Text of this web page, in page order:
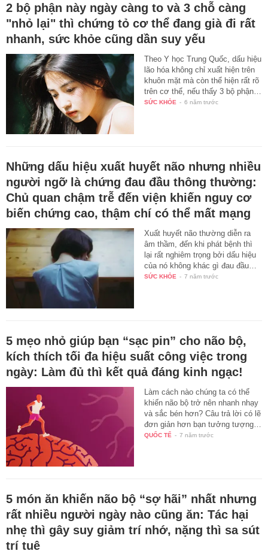
2 bộ phận này ngày càng to và 3 chỗ càng
"nhỏ lại" thì chứng tỏ cơ thể đang già đi rất
nhanh, sức khỏe cũng dần suy yếu
Theo Y học Trung Quốc, dấu hiệu
lão hóa không chỉ xuất hiện trên
khuôn mặt mà còn thể hiện rất rõ
trên cơ thể, nếu thấy 3 bộ phận…
SỨC KHỎE - 6 năm trước
Những dấu hiệu xuất huyết não nhưng nhiều
người ngỡ là chứng đau đầu thông thường:
Chủ quan chậm trễ đến viện khiến nguy cơ
biến chứng cao, thậm chí có thể mất mạng
Xuất huyết não thường diễn ra
âm thầm, đến khi phát bệnh thì
lại rất nghiêm trọng bởi dấu hiệu
của nó không khác gì đau đầu…
SỨC KHỎE - 7 năm trước
5 mẹo nhỏ giúp bạn “sạc pin” cho não bộ,
kích thích tối đa hiệu suất công việc trong
ngày: Làm đủ thì kết quả đáng kinh ngạc!
Làm cách nào chúng ta có thể
khiến não bộ trở nên nhanh nhạy
và sắc bén hơn? Câu trả lời có lẽ
đơn giản hơn bạn tưởng tượng…
QUỐC TẾ - 7 năm trước
5 món ăn khiến não bộ “sợ hãi” nhất nhưng
rất nhiều người ngày nào cũng ăn: Tác hại
nhẹ thì gây suy giảm trí nhớ, nặng thì sa sút
trí tuệ